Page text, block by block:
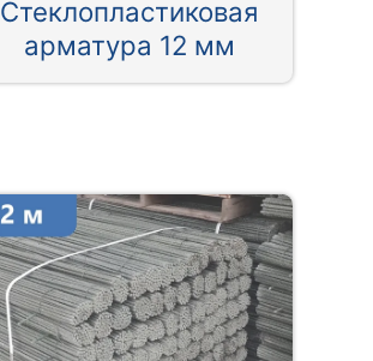
Стеклопластиковая
арматура 12 мм